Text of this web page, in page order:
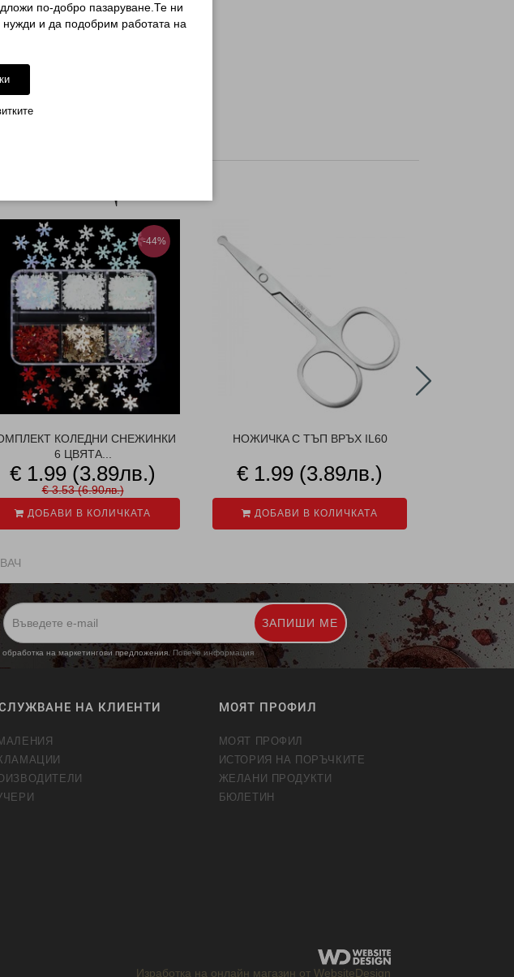
-44%
КОЛЕДНИ СНЕЖИНКИ
6 ЦВЯТА...
€ 1.99 (3.89лв.)
€ 3.53 (6.90лв.)
ДОБАВИ В КОЛИЧКАТА
НОЖИЧКA С ТЪП ВРЪХ IL60
€ 1.99 (3.89лв.)
ДОБАВИ В КОЛИЧКАТА
ЗАПИШИ МЕ
на маркетингови предложения. Повече информация
НА КЛИЕНТИ МОЯТ ПРОФИЛ
МОЯТ ПРОФИЛ
ИСТОРИЯ НА ПОРЪЧКИТЕ
ЖЕЛАНИ ПРОДУКТИ
БЮЛЕТИН
Изработка на онлайн магазин от WebsiteDesign
по-добро пазаруване.Те ни
и да подобрим работата на